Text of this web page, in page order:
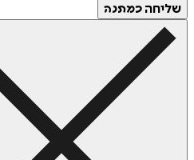
שליחה כמתנה